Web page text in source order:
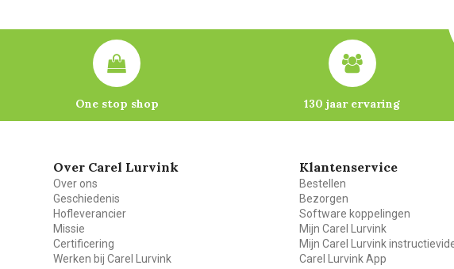
One stop shop 130 jaar ervaring
Over Carel Lurvink
Over ons
Geschiedenis
Hofleverancier
Missie
Certificering
Werken bij Carel Lurvink
Klantenservice
Bestellen
Bezorgen
Software koppelingen
Mijn Carel Lurvink
Mijn Carel Lurvink
Carel Lurvink App